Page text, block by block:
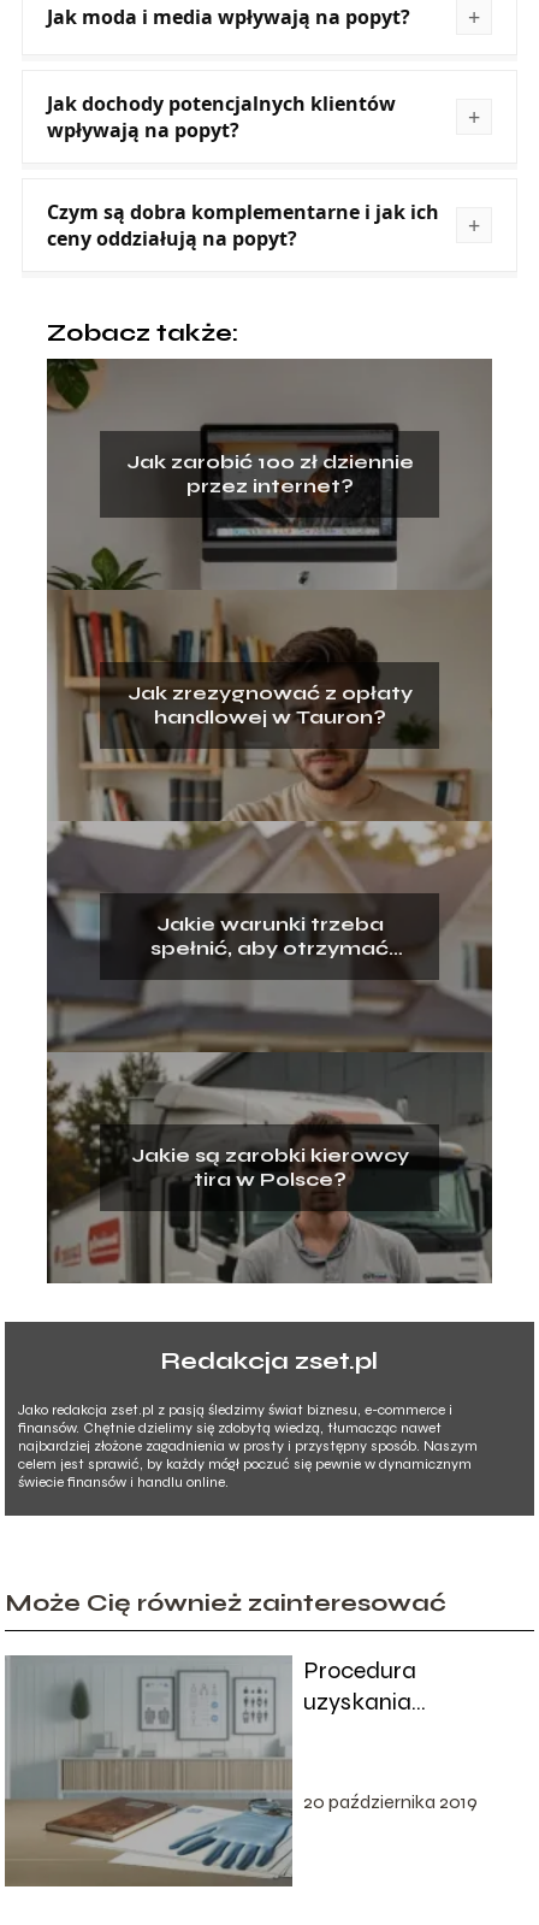
Jak moda i media wpływają na popyt?
Jak dochody potencjalnych klientów
wpływają na popyt?
Czym są dobra komplementarne i jak ich
ceny oddziałują na popyt?
Zobacz także:
Jak zarobić 100 zł dziennie
przez internet?
Jak zrezygnować z opłaty
handlowej w Tauron?
Jakie warunki trzeba
spełnić, aby otrzymać
Jakie są zarobki kierowcy
tira w Polsce?
Redakcja zset.pl
Jako redakcja zset.pl z pasją śledzimy świat biznesu, e-commerce i
finansów. Chętnie dzielimy się zdobytą wiedzą, tłumacząc nawet
najbardziej złożone zagadnienia w prosty i przystępny sposób. Naszym
celem jest sprawić, by każdy mógł poczuć się pewnie w dynamicznym
świecie finansów i handlu online.
Może Cię również zainteresować
Procedura
uzyskania
po kroku
20 października 2019